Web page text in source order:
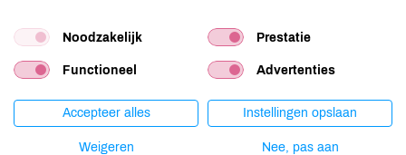
Noten
onbekend
Selderij
onbekend
Sesam
onbekend
Soja
onbekend
Noodzakelijk Prestatie
Functioneel Advertenties
Accepteer alles Instellingen opslaan
Weigeren Nee, pas aan